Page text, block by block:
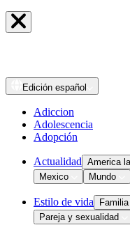
Edición español
Adiccion
Adolescencia
Adopción
Actualidad America
Mexico
Mundo
Estilo de vida Familia
Pareja y sexualidad